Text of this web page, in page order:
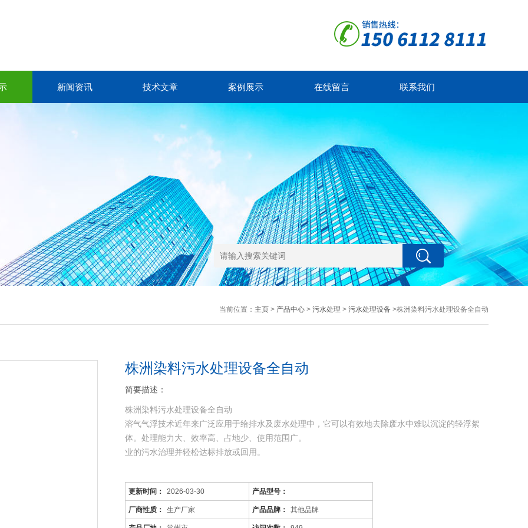
新闻资讯 技术文章 案例展示 在线留言 联系我们
当前位置： 主页> 产品中心> 污水处理 > 污水处理设备>株洲染料污水处理设备全自动
株洲染料污水处理设备全自动
简要描述：
株洲染料污水处理设备全自动
溶气气浮技术近年来广泛应用于给排水及废水处理中，它可以有效地去除废水中难以沉淀的轻浮絮
体。处理能力大、效率高、占地少、使用范围广。
业的污水治理并轻松达标排放或回用。
地埋式玻璃钢化粪池适用范围
1、本产品为适用于住宅小区居住建筑、办公楼、学校、疗养院、企业车间、生活间等工业民用建筑
的生活污水的初步处理的配套设施；
更新时间： 2026-03-30 产品型号：
厂商性质： 生产厂家 产品品牌： 其他品牌